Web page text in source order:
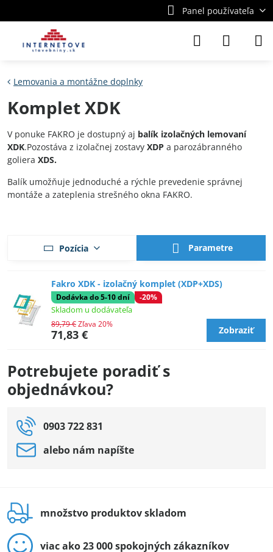
Panel používateľa
Lemovania a montážne doplnky
Komplet XDK
V ponuke FAKRO je dostupný aj balík izolačných lemovaní
XDK.Pozostáva z izolačnej zostavy XDP a parozábranného
goliera XDS.
Balík umožňuje jednoduché a rýchle prevedenie správnej
montáže a zateplenia strešného okna FAKRO.
Pozícia Parametre
Fakro XDK - izolačný komplet (XDP+XDS)
Dodávka do 5-10 dní -20%
Skladom u dodávateľa
71,83 €
89,79 €Zľava 20%
Zobraziť
Potrebujete poradiť s
objednávkou?
0903 722 831
alebo nám napíšte
množstvo produktov skladom
viac ako 23 000 spokojných zákazníkov